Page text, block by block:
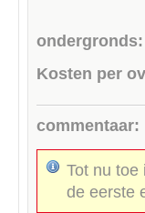
ondergronds:
Kosten per
commentaar:
Tot nu toe
de eerste